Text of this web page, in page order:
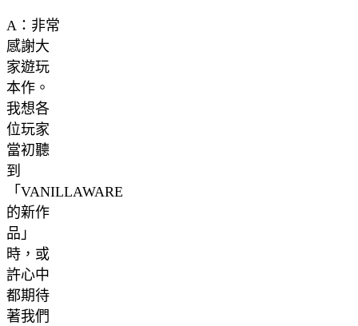
A：非常
感謝大
家遊玩
本作。
我想各
位玩家
當初聽
到
「VANILLAWARE
的新作
品」
時，或
許心中
都期待
著我們